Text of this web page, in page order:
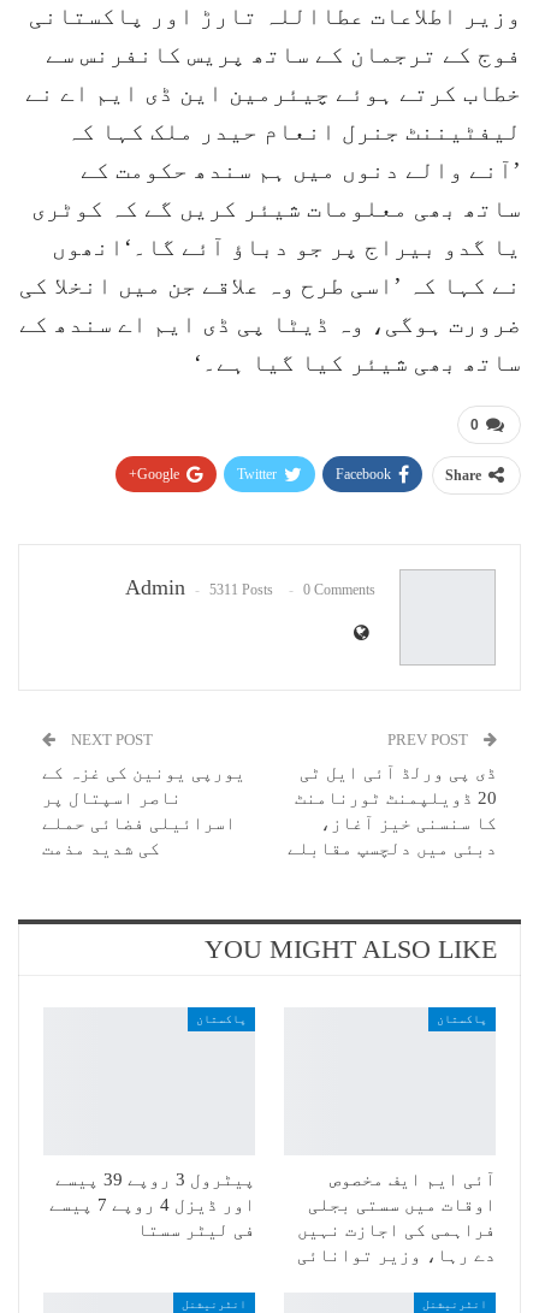
وزیر اطلاعات عطااللہ تارڑ اور پاکستانی
فوج کے ترجمان کے ساتھ پریس کانفرنس سے
خطاب کرتے ہوئے چیئرمین این ڈی ایم اے نے
لیفٹیننٹ جنرل انعام حیدر ملک کہا کہ
’آنے والے دنوں میں ہم سندھ حکومت کے
ساتھ بھی معلومات شیئر کریں گے کہ کوٹری
یا گدو بیراج پر جو دباؤ آئے گا۔‘انھوں
نے کہا کہ ’اسی طرح وہ علاقے جن میں انخلا کی
ضرورت ہوگی، وہ ڈیٹا پی ڈی ایم اے سندھ کے
ساتھ بھی شیئر کیا گیا ہے۔‘
0
Share
Facebook
Twitter
Google+
Admin 5311 Posts 0 Comments
ڈی پی ورلڈ آئی ایل ٹی
20 ڈویلپمنٹ ٹورنامنٹ
کا سنسنی خیز آغاز،
دبئی میں دلچسپ مقابلے
NEXT POST
یورپی یونین کی غزہ کے
ناصر اسپتال پر
اسرائیلی فضائی حملے
کی شدید مذمت
YOU MIGHT ALSO LIKE
پاکستان
آئی ایم ایف مخصوص
اوقات میں سستی بجلی
فراہمی کی اجازت نہیں
دے رہا، وزیر توانائی
پاکستان
پیٹرول 3 روپے 39 پیسے
اور ڈیزل 4 روپے 7 پیسے
فی لیٹر سستا
انٹرنیشنل انٹرنیشنل